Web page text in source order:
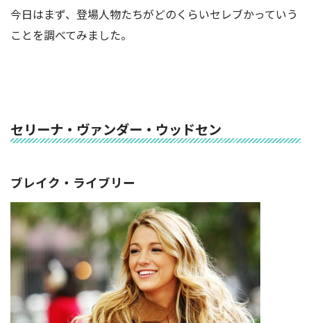
今日はまず、登場人物たちがどのくらいセレブかっていう
ことを調べてみました。
セリーナ・ヴァンダー・ウッドセン
ブレイク・ライブリー